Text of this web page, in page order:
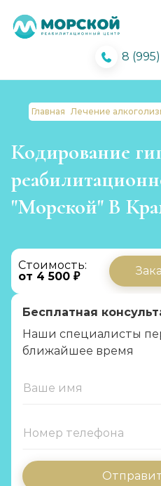
8
Главная Лечение
Кодирование
"Морской" В
Стоимость:
от 4 500 ₽
Бесплатная
Наши специалисты
ближайшее время